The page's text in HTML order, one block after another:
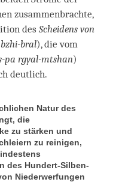
zusammenbrachte,
des Scheidens von
bral), die vom
pa rgyal-mtshan)
deutlich.
Natur des
die
zu stärken und
zu reinigen,
des Hundert-Silben-
Niederwerfungen